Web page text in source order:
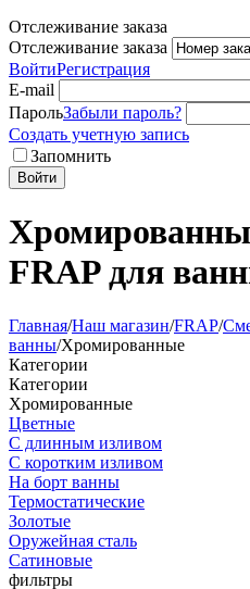
Отслеживание заказа
Отслеживание заказа
ВойтиРегистрация
E-mail
ПарольЗабыли пароль?
Создать учетную запись
Запомнить
Войти
FRAP для
Главная/Наш магазин/FRAP/
ванны/Хромированные
Категории
Категории
Хромированные
Цветные
С длинным изливом
С коротким изливом
На борт ванны
Термостатические
Золотые
Оружейная сталь
Сатиновые
фильтры